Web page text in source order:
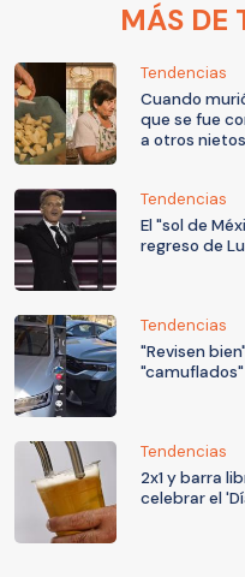
MÁS DE
Tendencias
Cuando
que se fue
a otros
Tendencias
El "sol de
regreso de
Tendencias
"Revisen
Tendencias
2x1 y barra
celebrar el